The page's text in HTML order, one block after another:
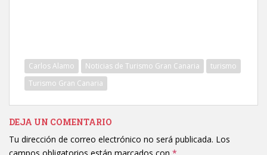
Carlos Alamo Noticias de Turismo Gran Canaria
turismo
Turismo Gran Canaria
DEJA UN COMENTARIO
Tu dirección de correo electrónico no será publicada. Los
campos obligatorios están marcados con *